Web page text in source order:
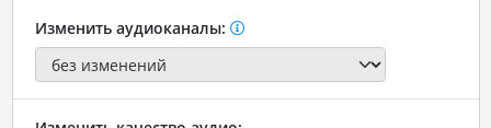
Изменить аудиоканалы: